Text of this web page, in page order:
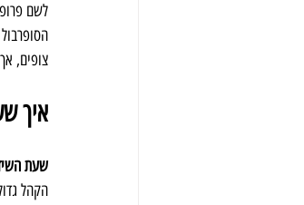
לשם
הסופרבול
צופים,
איך
שעת
הקהל גדולה יותר, כך המחיר